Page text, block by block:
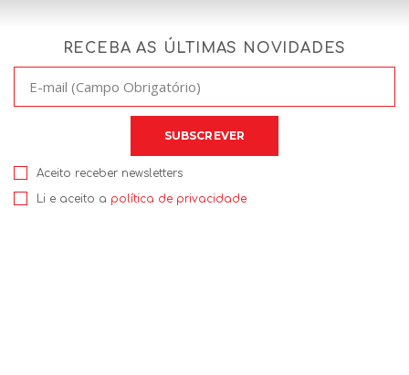
RECEBA AS ÚLTIMAS NOVIDADES
Aceito receber newsletters
Li e aceito a política de privacidade